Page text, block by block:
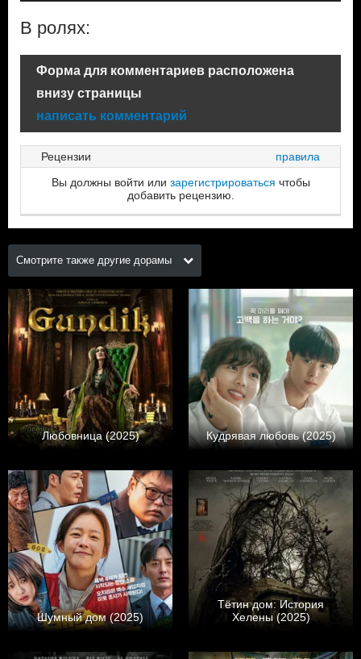
В ролях:
Форма для комментариев расположена
внизу страницы
написать комментарий
Рецензии
правила
Вы должны войти или зарегистрироваться чтобы
добавить рецензию.
Смотрите также другие дорамы
Любовница (2025) Кудрявая любовь (2025)
Шумный дом (2025)
Тётин дом: История
Хелены (2025)